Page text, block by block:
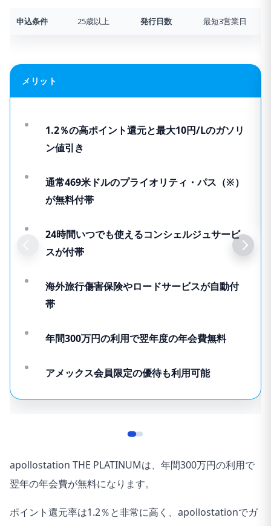
申込条件 25歳以上 発行日数 最短3営業日
メリット
1.2％の高ポイント還元と最大10円/Lのガソリ
ン値引き
通常469米ドルのプライオリティ・パス（※）
が無料付帯
24時間いつでも使えるコンシェルジュサービ
スが付帯
海外旅行傷害保険やロードサービスが自動付
帯
年間300万円の利用で翌年度の年会費無料
アメックス会員限定の優待も利用可能
apollostation THE PLATINUMは、年間300万円の利用で
翌年の年会費が無料になります。
ポイント還元率は1.2％と非常に高く、apollostationでガ